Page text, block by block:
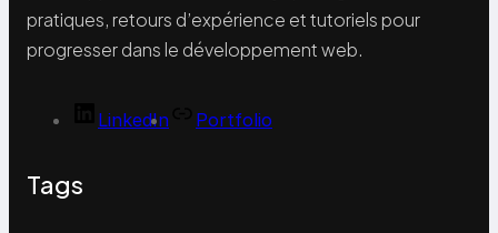
pratiques, retours d’expérience et tutoriels pour
progresser dans le développement web.
LinkedIn Portfolio
Tags